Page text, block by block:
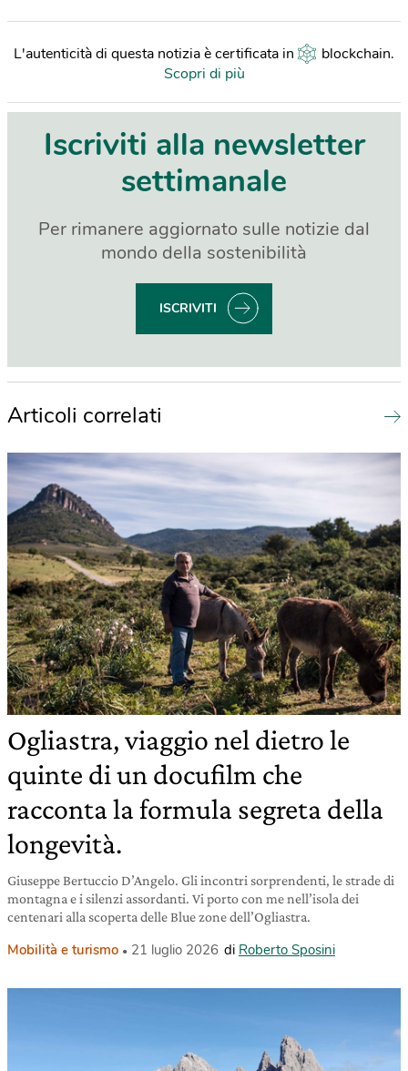
L'autenticità di questa notizia è certificata in blockchain.
Scopri di più
Iscriviti alla newsletter
settimanale
Per rimanere aggiornato sulle notizie dal
mondo della sostenibilità
ISCRIVITI
Articoli correlati
Ogliastra, viaggio nel dietro le
quinte di un docufilm che
racconta la formula segreta della
longevità.
Giuseppe Bertuccio D’Angelo. Gli incontri sorprendenti, le strade di
montagna e i silenzi assordanti. Vi porto con me nell’isola dei
centenari alla scoperta delle Blue zone dell’Ogliastra.
Mobilità e turismo 21 luglio 2026 di Roberto Sposini